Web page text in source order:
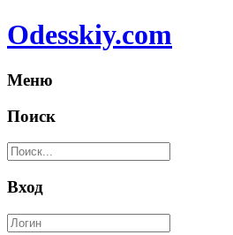
Odesskiy.com
Меню
Поиск
Вход